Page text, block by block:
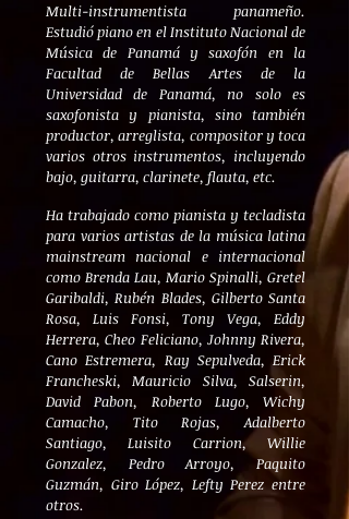
Multi-instrumentista panameño.
Estudió piano en el Instituto Nacional de
Música de Panamá y saxofón en la
Facultad de Bellas Artes de la
Universidad de Panamá, no solo es
saxofonista y pianista, sino también
productor, arreglista, compositor y toca
varios otros instrumentos, incluyendo
bajo, guitarra, clarinete, flauta, etc.
Ha trabajado como pianista y tecladista
para varios artistas de la música latina
mainstream nacional e internacional
como Brenda Lau, Mario Spinalli, Gretel
Garibaldi, Rubén Blades, Gilberto Santa
Rosa, Luis Fonsi, Tony Vega, Eddy
Herrera, Cheo Feliciano, Johnny Rivera,
Cano Estremera, Ray Sepulveda, Erick
Francheski, Mauricio Silva, Salserin,
David Pabon, Roberto Lugo, Wichy
Camacho, Tito Rojas, Adalberto
Santiago, Luisito Carrion, Willie
Gonzalez, Pedro Arroyo, Paquito
Guzmán, Giro López, Lefty Perez entre
otros.